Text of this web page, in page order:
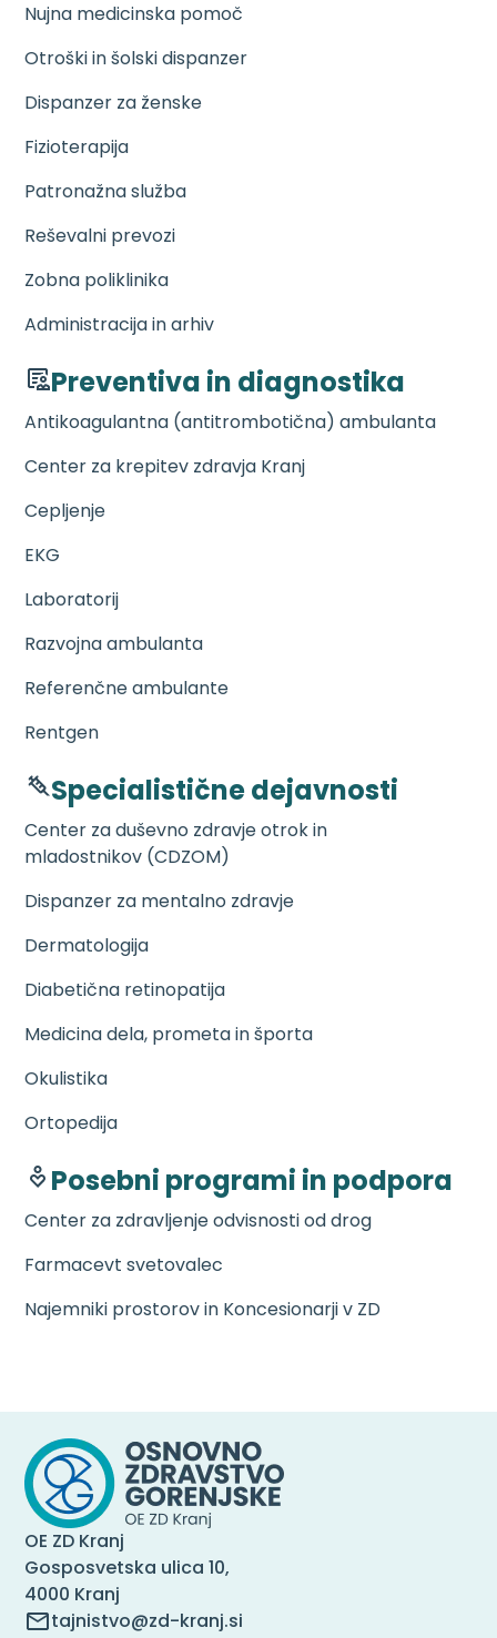
Nujna medicinska pomoč
Otroški in šolski dispanzer
Dispanzer za ženske
Fizioterapija
Patronažna služba
Reševalni prevozi
Zobna poliklinika
Administracija in arhiv
Preventiva in diagnostika
Antikoagulantna (antitrombotična) ambulanta
Center za krepitev zdravja Kranj
Cepljenje
EKG
Laboratorij
Razvojna ambulanta
Referenčne ambulante
Rentgen
Specialistične dejavnosti
Center za duševno zdravje otrok in
mladostnikov (CDZOM)
Dispanzer za mentalno zdravje
Dermatologija
Diabetična retinopatija
Medicina dela, prometa in športa
Okulistika
Ortopedija
Posebni programi in podpora
Center za zdravljenje odvisnosti od drog
Farmacevt svetovalec
Najemniki prostorov in Koncesionarji v ZD
OE ZD Kranj
Gosposvetska ulica 10,
4000 Kranj
tajnistvo@zd-kranj.si